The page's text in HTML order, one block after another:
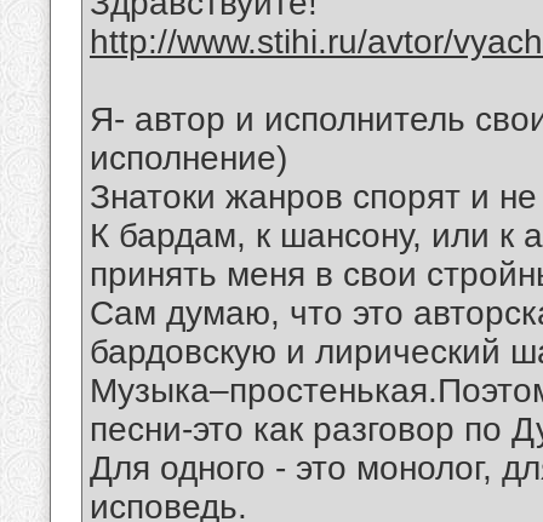
http://www.stihi.ru/avtor/
Я- автор и исполнитель
исполнение)
Знатоки жанров спорят и
К бардам, к шансону, или к
принять меня в свои
Сам думаю, что это
бардовскую и лирический
песни-это как разговор по
Для одного - это монолог,
исповедь.